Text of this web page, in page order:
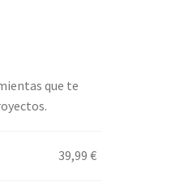
que te
39,99 €